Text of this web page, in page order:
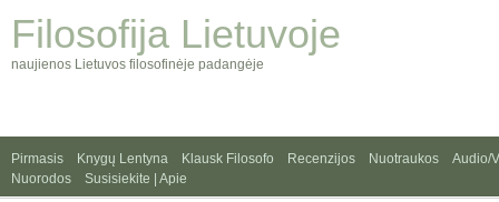
Filosofija Lietuvoje
naujienos Lietuvos filosofinėje padangėje
Pirmasis Knygų Lentyna Klausk Filosofo Recenzijos Nuotraukos
Audio/
Nuorodos
Susisiekite | Apie